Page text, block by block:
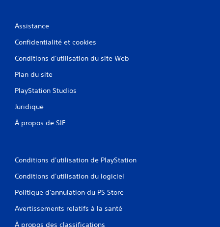
Assistance
Confidentialité et cookies
Conditions d'utilisation du site Web
Plan du site
PlayStation Studios
Juridique
À propos de SIE
Conditions d'utilisation de PlayStation
Conditions d'utilisation du logiciel
Politique d'annulation du PS Store
Avertissements relatifs à la santé
À propos des classifications